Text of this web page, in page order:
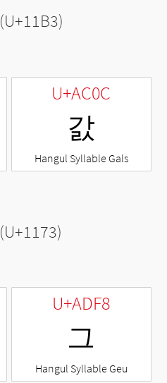
U+AC0C
갌
Hangul Syllable Gals
U+ADF8
그
Hangul Syllable Geu